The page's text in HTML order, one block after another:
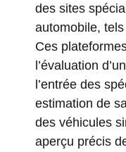
des sites
automobile,
Ces
l’évaluation
l’entrée des
estimation de
des véhicules
aperçu précis